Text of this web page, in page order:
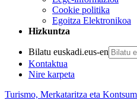
Cookie politika
Egoitza Elektronikoa
Hizkuntza
Bilatu euskadi.eus-en
Kontaktua
Nire karpeta
Turismo, Merkataritza eta